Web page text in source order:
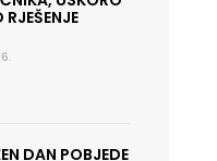
DAN POBJEDE